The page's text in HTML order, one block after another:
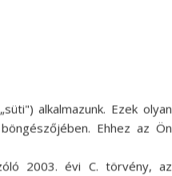
alkalmazunk. Ezek olyan
Ehhez az Ön
2003. évi C. törvény, az